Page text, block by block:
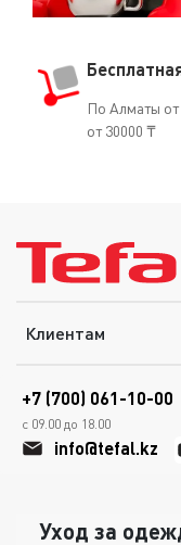
По Алматы от
от 30000 ₸
Клиентам
+7 (700) 061-10-00
с 09.00 до 18.00
info@tefal.kz
Уход за